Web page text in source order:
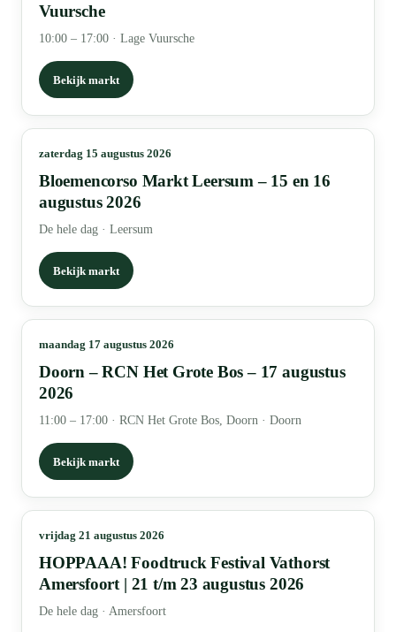
Vuursche
10:00 – 17:00 · Lage Vuursche
Bekijk markt
zaterdag 15 augustus 2026
Bloemencorso Markt Leersum – 15 en 16
augustus 2026
De hele dag · Leersum
Bekijk markt
maandag 17 augustus 2026
Doorn – RCN Het Grote Bos – 17 augustus
2026
11:00 – 17:00 · RCN Het Grote Bos, Doorn · Doorn
Bekijk markt
vrijdag 21 augustus 2026
HOPPAAA! Foodtruck Festival Vathorst
Amersfoort | 21 t/m 23 augustus 2026
De hele dag · Amersfoort